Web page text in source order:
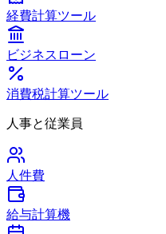
経費計算ツール
ビジネスローン
消費税計算ツール
人事と従業員
人件費
給与計算機